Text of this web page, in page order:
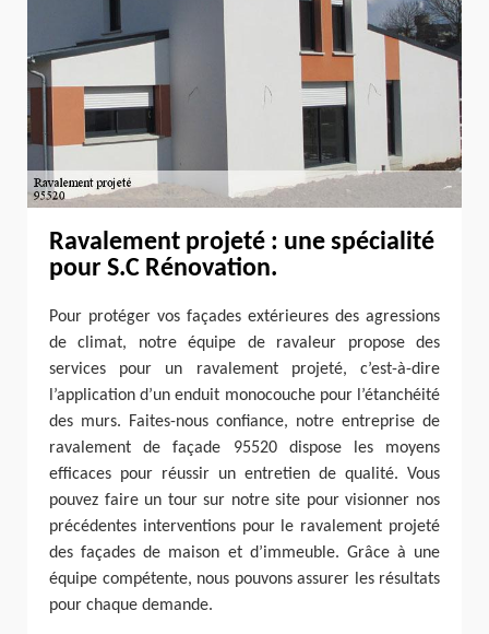
Ravalement projeté : une spécialité
pour S.C Rénovation.
Pour protéger vos façades extérieures des agressions
de climat, notre équipe de ravaleur propose des
services pour un ravalement projeté, c’est-à-dire
l’application d’un enduit monocouche pour l’étanchéité
des murs. Faites-nous confiance, notre entreprise de
ravalement de façade 95520 dispose les moyens
efficaces pour réussir un entretien de qualité. Vous
pouvez faire un tour sur notre site pour visionner nos
précédentes interventions pour le ravalement projeté
des façades de maison et d’immeuble. Grâce à une
équipe compétente, nous pouvons assurer les résultats
pour chaque demande.